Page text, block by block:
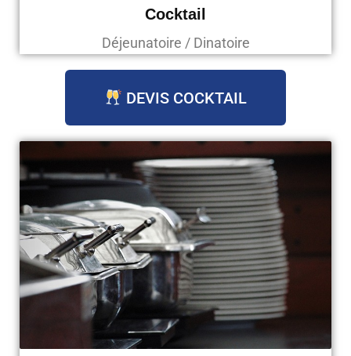
Cocktail
Déjeunatoire / Dinatoire
DEVIS COCKTAIL